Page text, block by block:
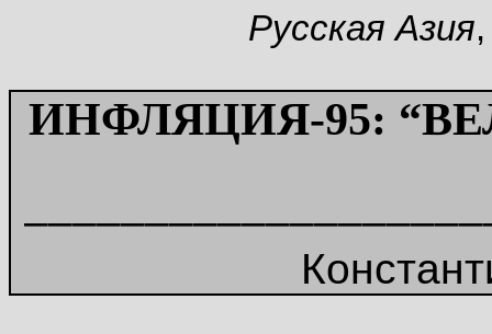
Русская Азия
ИНФЛЯЦИЯ-95: